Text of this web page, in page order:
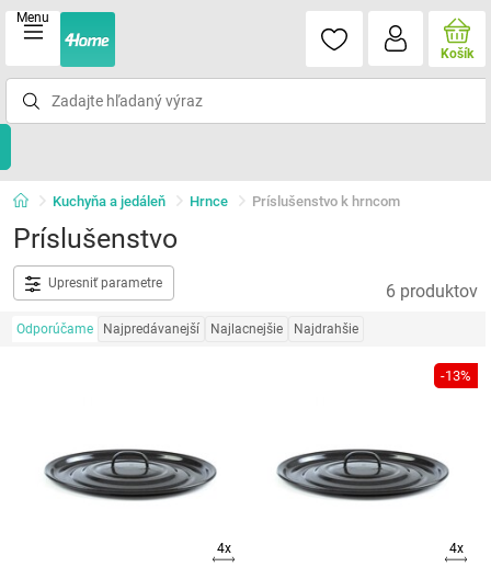
Menu
Košík
Kuchyňa a jedáleň Hrnce Príslušenstvo k hrncom
Príslušenstvo
Upresniť parametre 6 produktov
Odporúčame Najpredávanejší Najlacnejšie Najdrahšie
4x
-13%
4x